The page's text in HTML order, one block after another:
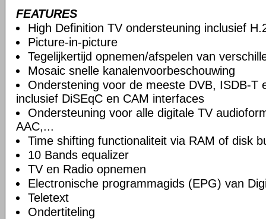
FEATURES
High Definition TV ondersteuning inclusief
Picture-in-picture
Tegelijkertijd opnemen/afspelen van
Mosaic snelle kanalenvoorbeschouwing
Onderstening voor de meeste DVB, ISDB-T
inclusief DiSEqC en CAM interfaces
Ondersteuning voor alle digitale TV
AAC,...
Time shifting functionaliteit via RAM of disk
10 Bands equalizer
TV en Radio opnemen
Electronische programmagids (EPG) van
Teletext
Ondertiteling